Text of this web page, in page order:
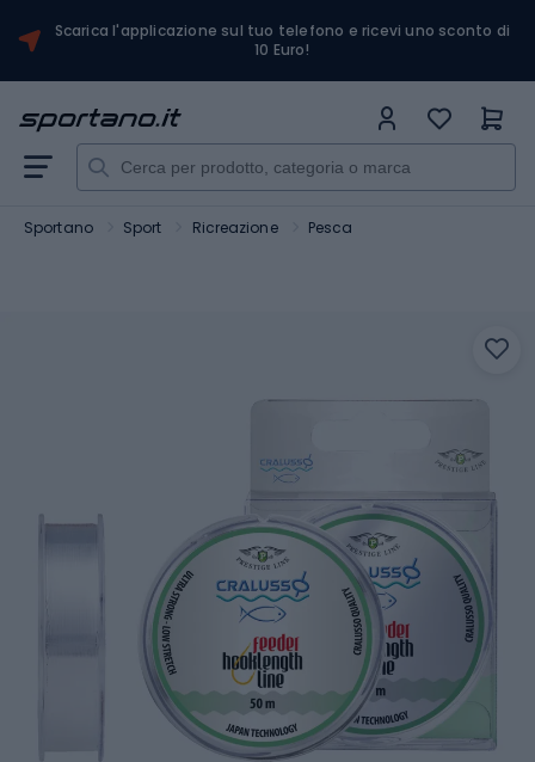
Scarica l'applicazione sul tuo telefono e ricevi uno sconto di
10 Euro!
Sportano Sport Ricreazione Pesca